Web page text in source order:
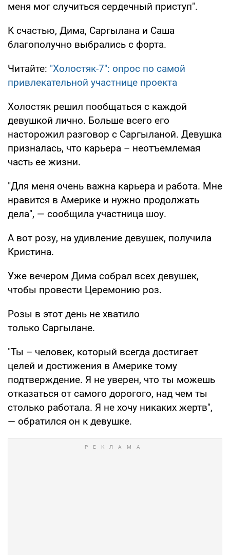
меня мог случиться сердечный приступ".
К счастью, Дима, Саргылана и Саша
благополучно выбрались с форта.
Читайте: "Холостяк-7": опрос по самой
привлекательной участнице проекта
Холостяк решил пообщаться с каждой
девушкой лично. Больше всего его
насторожил разговор с Саргыланой. Девушка
призналась, что карьера – неотъемлемая
часть ее жизни.
"Для меня очень важна карьера и работа. Мне
нравится в Америке и нужно продолжать
дела", — сообщила участница шоу.
А вот розу, на удивление девушек, получила
Кристина.
Уже вечером Дима собрал всех девушек,
чтобы провести Церемонию роз.
Розы в этот день не хватило
только Саргылане.
"Ты – человек, который всегда достигает
целей и достижения в Америке тому
подтверждение. Я не уверен, что ты можешь
отказаться от самого дорогого, над чем ты
столько работала. Я не хочу никаких жертв",
— обратился он к девушке.